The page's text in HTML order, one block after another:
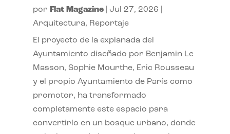
por Flat Magazine| Jul 27, 2026
Arquitectura, Reportaje
El proyecto de la explanada del
Ayuntamiento diseñado por Benjamin Le
Masson, Sophie Mourthe, Eric Rousseau
y el propio Ayuntamiento de París como
promotor, ha transformado
completamente este espacio para
convertirlo en un bosque urbano, donde